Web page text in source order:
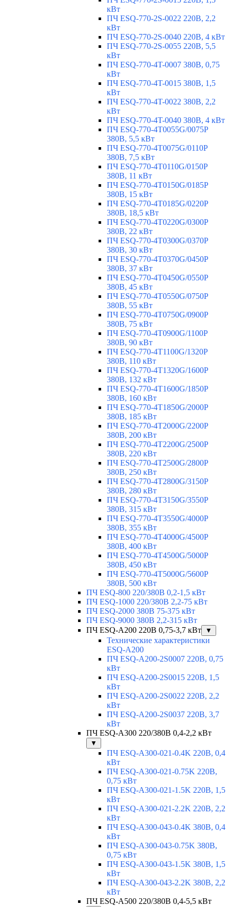
кВт
ПЧ ESQ-770-2S-0022 220В, 2,2
кВт
ПЧ ESQ-770-2S-0040 220В, 4 кВт
ПЧ ESQ-770-2S-0055 220В, 5,5
кВт
ПЧ ESQ-770-4T-0007 380В, 0,75
кВт
ПЧ ESQ-770-4T-0015 380В, 1,5
кВт
ПЧ ESQ-770-4T-0022 380В, 2,2
кВт
ПЧ ESQ-770-4T-0040 380В, 4 кВт
ПЧ ESQ-770-4T0055G/0075P
380В, 5,5 кВт
ПЧ ESQ-770-4T0075G/0110P
380В, 7,5 кВт
ПЧ ESQ-770-4T0110G/0150P
380В, 11 кВт
ПЧ ESQ-770-4T0150G/0185P
380В, 15 кВт
ПЧ ESQ-770-4T0185G/0220P
380В, 18,5 кВт
ПЧ ESQ-770-4T0220G/0300P
380В, 22 кВт
ПЧ ESQ-770-4T0300G/0370P
380В, 30 кВт
ПЧ ESQ-770-4T0370G/0450P
380В, 37 кВт
ПЧ ESQ-770-4T0450G/0550P
380В, 45 кВт
ПЧ ESQ-770-4T0550G/0750P
380В, 55 кВт
ПЧ ESQ-770-4T0750G/0900P
380В, 75 кВт
ПЧ ESQ-770-4T0900G/1100P
380В, 90 кВт
ПЧ ESQ-770-4T1100G/1320P
380В, 110 кВт
ПЧ ESQ-770-4T1320G/1600P
380В, 132 кВт
ПЧ ESQ-770-4T1600G/1850P
380В, 160 кВт
ПЧ ESQ-770-4T1850G/2000P
380В, 185 кВт
ПЧ ESQ-770-4T2000G/2200P
380В, 200 кВт
ПЧ ESQ-770-4T2200G/2500P
380В, 220 кВт
ПЧ ESQ-770-4T2500G/2800P
380В, 250 кВт
ПЧ ESQ-770-4T2800G/3150P
380В, 280 кВт
ПЧ ESQ-770-4T3150G/3550P
380В, 315 кВт
ПЧ ESQ-770-4T3550G/4000P
380В, 355 кВт
ПЧ ESQ-770-4T4000G/4500P
380В, 400 кВт
ПЧ ESQ-770-4T4500G/5000P
380В, 450 кВт
ПЧ ESQ-770-4T5000G/5600P
380В, 500 кВт
ПЧ ESQ-800 220/380В 0,2-1,5 кВт
ПЧ ESQ-1000 220/380В 2,2-75 кВт
ПЧ ESQ-2000 380В 75-375 кВт
ПЧ ESQ-9000 380В 2,2-315 кВт
ПЧ ESQ-A200 220В 0,75-3,7 кВт
▼
Технические характеристики
ESQ-A200
ПЧ ESQ-A200-2S0007 220В, 0,75
кВт
ПЧ ESQ-A200-2S0015 220В, 1,5
кВт
ПЧ ESQ-A200-2S0022 220В, 2,2
кВт
ПЧ ESQ-A200-2S0037 220В, 3,7
кВт
ПЧ ESQ-A300 220/380В 0,4-2,2 кВт
▼
ПЧ ESQ-A300-021-0.4K 220В, 0,4
кВт
ПЧ ESQ-A300-021-0.75K 220В,
0,75 кВт
ПЧ ESQ-A300-021-1.5K 220В, 1,5
кВт
ПЧ ESQ-A300-021-2.2K 220В, 2,2
кВт
ПЧ ESQ-A300-043-0.4K 380В, 0,4
кВт
ПЧ ESQ-A300-043-0.75K 380В,
0,75 кВт
ПЧ ESQ-A300-043-1.5K 380В, 1,5
кВт
ПЧ ESQ-A300-043-2.2K 380В, 2,2
кВт
ПЧ ESQ-A500 220/380В 0,4-5,5 кВт